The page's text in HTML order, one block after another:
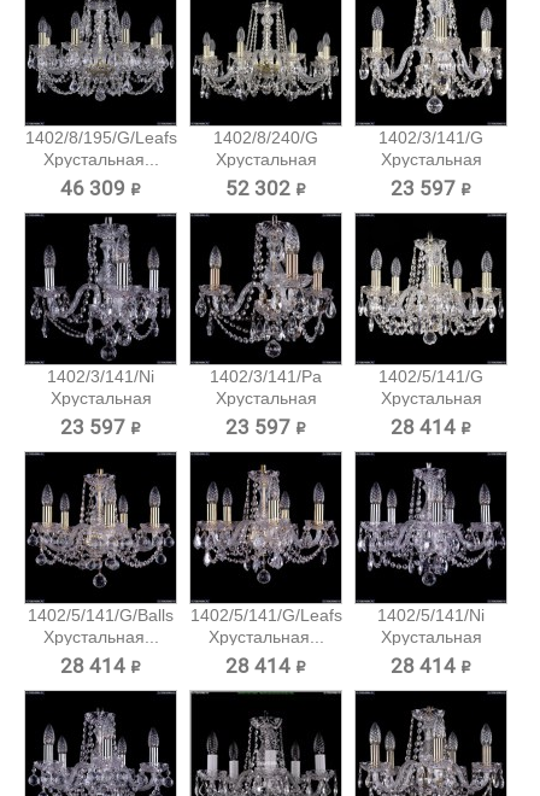
1402/8/195/G/Leafs
Хрустальная...
46 309 ₽
1402/8/240/G
Хрустальная
подвесная...
52 302 ₽
1402/3/141/G
Хрустальная
подвесная...
23 597 ₽
1402/3/141/Ni
Хрустальная
подвесная...
23 597 ₽
1402/3/141/Pa
Хрустальная
подвесная...
23 597 ₽
1402/5/141/G
Хрустальная
подвесная...
28 414 ₽
1402/5/141/G/Balls
Хрустальная...
28 414 ₽
1402/5/141/G/Leafs
Хрустальная...
28 414 ₽
1402/5/141/Ni
Хрустальная
подвесная...
28 414 ₽